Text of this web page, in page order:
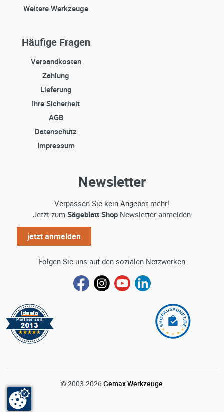
Weitere Werkzeuge
Häufige Fragen
Versandkosten
Zahlung
Lieferung
Ihre Sicherheit
AGB
Datenschutz
Impressum
Newsletter
Verpassen Sie kein Angebot mehr!
Jetzt zum Sägeblatt Shop Newsletter anmelden
jetzt anmelden
Folgen Sie uns auf den sozialen Netzwerken
© 2003-2026Gemax Werkzeuge